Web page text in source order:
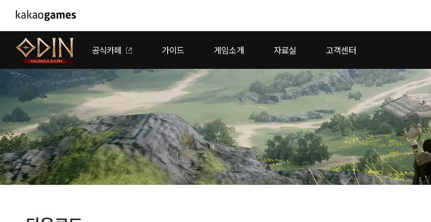
PC/모바일게임
도깨비의세계
오딘: 발할라 라이징
아키에이지 워
아레스 : 라이즈 오브 가디언즈
PC게임
배틀그라운드
패스 오브 엑자일 2
패스 오브 엑자일
모바일게임
우마무스메 프리티 더비
SMiniz
가디언 테일즈
프린세스 커넥트 Re:Dive
프렌즈팝콘
프렌즈타운
공식카페 가이드 게임소개 자료실 고객센터